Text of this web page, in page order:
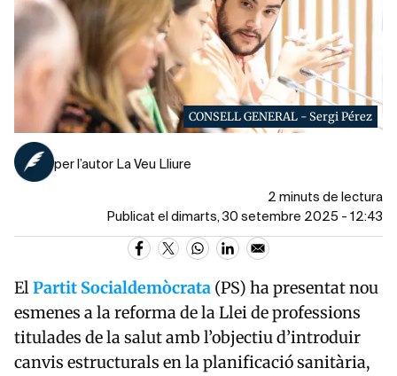
CONSELL GENERAL - Sergi Pérez
per l’autor La Veu Lliure
2 minuts de lectura
Publicat el dimarts, 30 setembre 2025 - 12:43
ElPartit Socialdemòcrata (PS) ha presentat nou
esmenes a la reforma de la Llei de professions
titulades de la salut amb l’objectiu d’introduir
canvis estructurals en la planificació sanitària,